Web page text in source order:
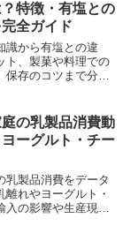
特徴・有塩との
全ガイド
識から有塩との違
ト、製菓や料理での
保存のコツまで分か
の乳製品消費動
ーグルト・チー
乳製品消費をデータ
れやヨーグルト・
の影響や生産現場